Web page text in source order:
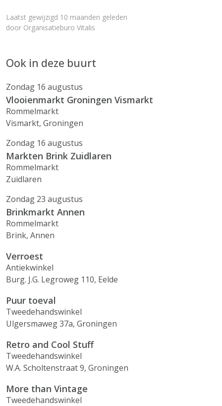
Laatst gewijzigd 10 maanden geleden
door Organisatieburo Vitalis
Ook in deze buurt
Zondag 16 augustus
Vlooienmarkt Groningen Vismarkt
Rommelmarkt
Vismarkt, Groningen
Zondag 16 augustus
Markten Brink Zuidlaren
Rommelmarkt
Zuidlaren
Zondag 23 augustus
Brinkmarkt Annen
Rommelmarkt
Brink, Annen
Verroest
Antiekwinkel
Burg. J.G. Legroweg 110, Eelde
Puur toeval
Tweedehandswinkel
Ulgersmaweg 37a, Groningen
Retro and Cool Stuff
Tweedehandswinkel
W.A. Scholtenstraat 9, Groningen
More than Vintage
Tweedehandswinkel